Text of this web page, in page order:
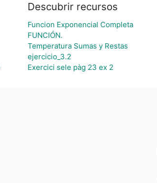
Descubrir recursos
Funcion Exponencial Completa
FUNCIÓN.
Temperatura Sumas y Restas
ejercicio_3.2
Exercici sele pàg 23 ex 2